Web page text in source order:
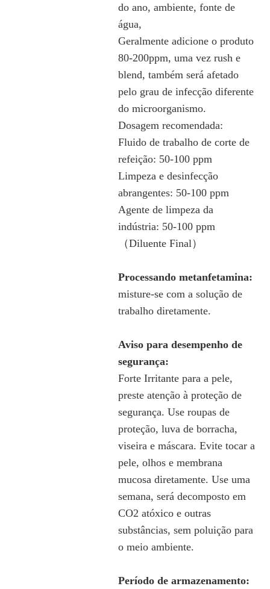
do ano, ambiente, fonte de
água,
Geralmente adicione o produto
80-200ppm, uma vez rush e
blend, também será afetado
pelo grau de infecção diferente
do microorganismo.
Dosagem recomendada:
Fluido de trabalho de corte de
refeição: 50-100 ppm
Limpeza e desinfecção
abrangentes: 50-100 ppm
Agente de limpeza da
indústria: 50-100 ppm
（Diluente Final）
Processando metanfetamina:
misture-se com a solução de
trabalho diretamente.
Aviso para desempenho de
segurança:
Forte Irritante para a pele,
preste atenção à proteção de
segurança. Use roupas de
proteção, luva de borracha,
viseira e máscara. Evite tocar a
pele, olhos e membrana
mucosa diretamente. Use uma
semana, será decomposto em
CO2 atóxico e outras
substâncias, sem poluição para
o meio ambiente.
Período de armazenamento: